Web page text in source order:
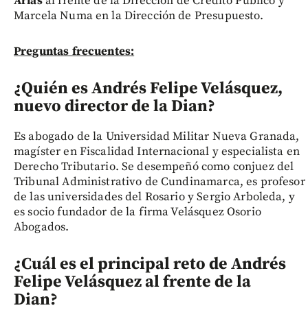
Marcela Numa en la Dirección de Presupuesto.
Preguntas frecuentes:
¿Quién es Andrés Felipe Velásquez,
nuevo director de la Dian?
Es abogado de la Universidad Militar Nueva Granada,
magíster en Fiscalidad Internacional y especialista en
Derecho Tributario. Se desempeñó como conjuez del
Tribunal Administrativo de Cundinamarca, es profesor
de las universidades del Rosario y Sergio Arboleda, y
es socio fundador de la firma Velásquez Osorio
Abogados.
¿Cuál es el principal reto de Andrés
Felipe Velásquez al frente de la
Dian?